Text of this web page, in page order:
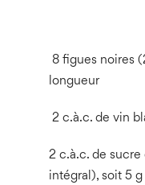
8 figues noires
longueur
2 c.à.c. de vin
2 c.à.c. de
intégral), soit 5 g